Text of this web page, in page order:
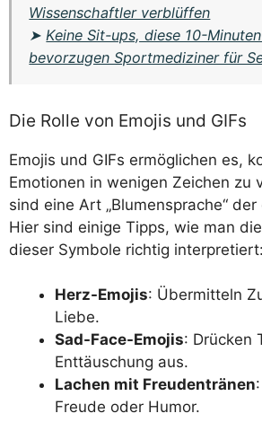
Wissenschaftler verblüffen
➤ Keine Sit-ups, diese 10-
bevorzugen Sportmediziner für
Die Rolle von Emojis und GIFs
Emojis und GIFs ermöglichen es,
Emotionen in wenigen Zeichen zu
sind eine Art „Blumensprache“
Hier sind einige Tipps, wie man
dieser Symbole richtig interpretiert:
Herz-Emojis: Übermitteln
Liebe.
Sad-Face-Emojis: Drücken
Enttäuschung aus.
Lachen mit Freudentränen
Freude oder Humor.